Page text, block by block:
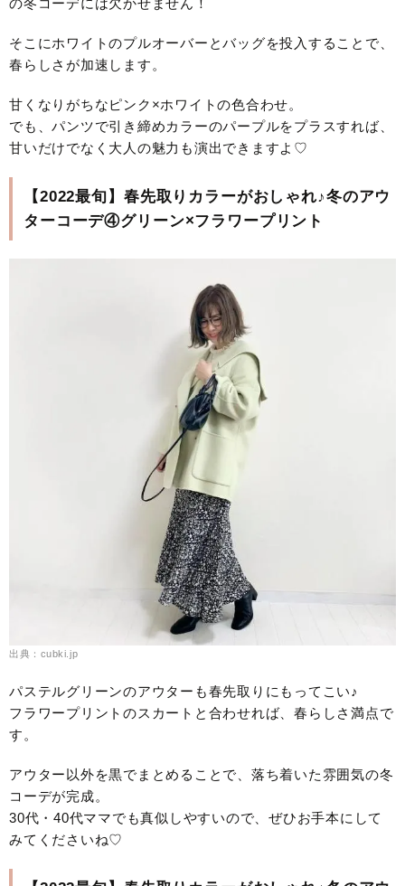
の冬コーデには欠かせません！
そこにホワイトのプルオーバーとバッグを投入することで、
春らしさが加速します。
甘くなりがちなピンク×ホワイトの色合わせ。
でも、パンツで引き締めカラーのパープルをプラスすれば、
甘いだけでなく大人の魅力も演出できますよ♡
【2022最旬】春先取りカラーがおしゃれ♪冬のアウ
ターコーデ④グリーン×フラワープリント
出典：cubki.jp
パステルグリーンのアウターも春先取りにもってこい♪
フラワープリントのスカートと合わせれば、春らしさ満点で
す。
アウター以外を黒でまとめることで、落ち着いた雰囲気の冬
コーデが完成。
30代・40代ママでも真似しやすいので、ぜひお手本にして
みてくださいね♡